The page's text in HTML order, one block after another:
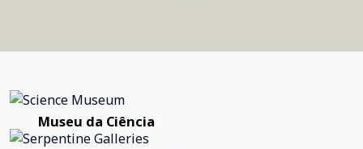
Museu da Ciência